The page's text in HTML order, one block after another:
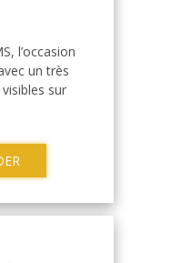
l’occasion
un très
sur